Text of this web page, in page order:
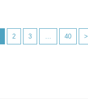
2 3 … 40 >